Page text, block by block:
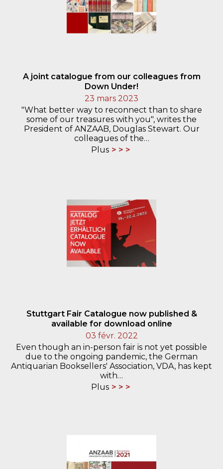
A joint catalogue from our colleagues from
Down Under!
23 mars 2023
"What better way to reconnect than to share
some of our treasures with you", writes the
President of ANZAAB, Douglas Stewart. Our
colleagues of the…
Plus
Stuttgart Fair Catalogue now published &
available for download online
03 févr. 2022
Even though an in-person fair is not yet possible
due to the ongoing pandemic, the German
Antiquarian Booksellers' Association, VDA, has kept
with…
Plus